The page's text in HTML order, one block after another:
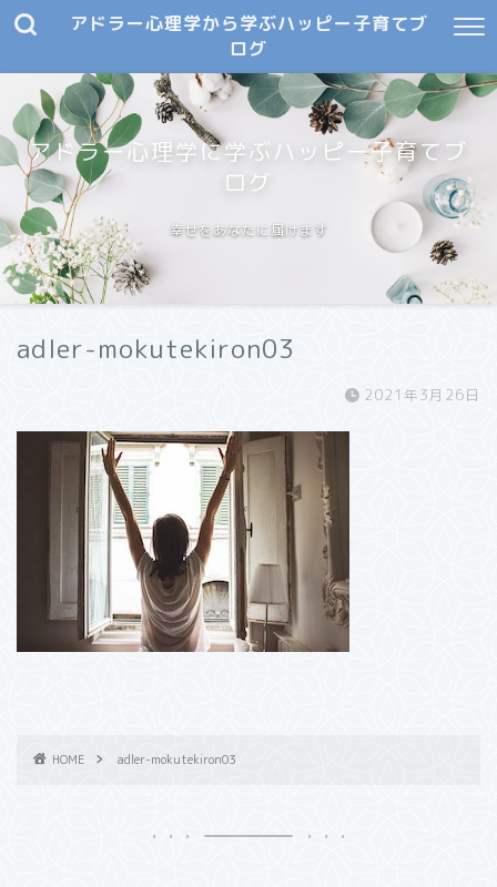
アドラー心理学から学ぶハッピー子育てブ
ログ
アドラー心理学に学ぶハッピー子育てブ
ログ
幸せをあなたに届けます
adler-mokutekiron03
2021年3月26日
HOME adler-mokutekiron03